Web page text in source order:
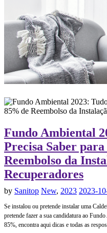
Fundo Ambiental
Precisa Saber
Reembolso da
Recuperadores
by Sanitop New, 2023 2023-
Se instalou ou pretende instalar uma
pretende fazer a sua candidatura ao
85%, encontra aqui dicas e todas as